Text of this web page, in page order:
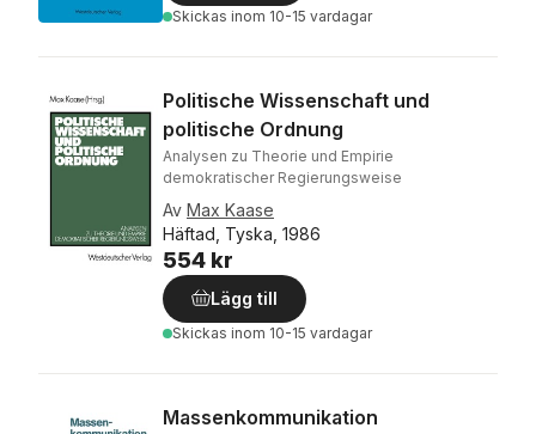
Skickas inom 10-15 vardagar
Politische Wissenschaft und
politische Ordnung
Analysen zu Theorie und Empirie
demokratischer Regierungsweise
Av Max Kaase
Häftad, Tyska, 1986
554 kr
Lägg till
Skickas inom 10-15 vardagar
Massenkommunikation